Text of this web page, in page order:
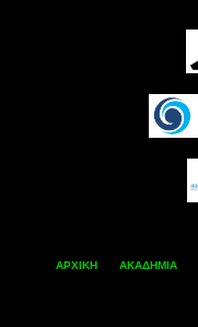
ΑΡΧΙΚΗ ΑΚΑΔΗΜΙΑ